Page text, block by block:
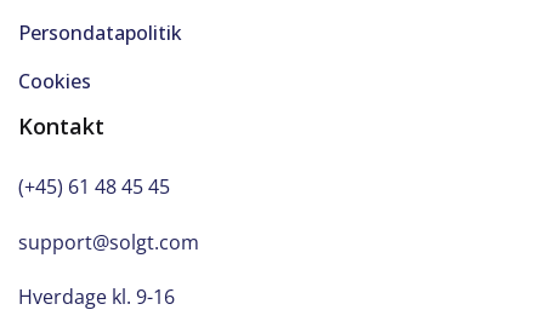
Persondatapolitik
Cookies
Kontakt
(+45) 61 48 45 45
support@solgt.com
Hverdage kl. 9-16